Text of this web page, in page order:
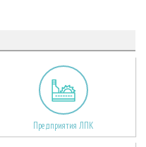
Предприятия ЛПК